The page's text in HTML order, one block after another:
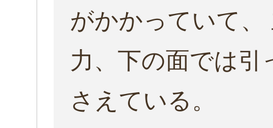
がかかっていて
力、下の面では
さえている。